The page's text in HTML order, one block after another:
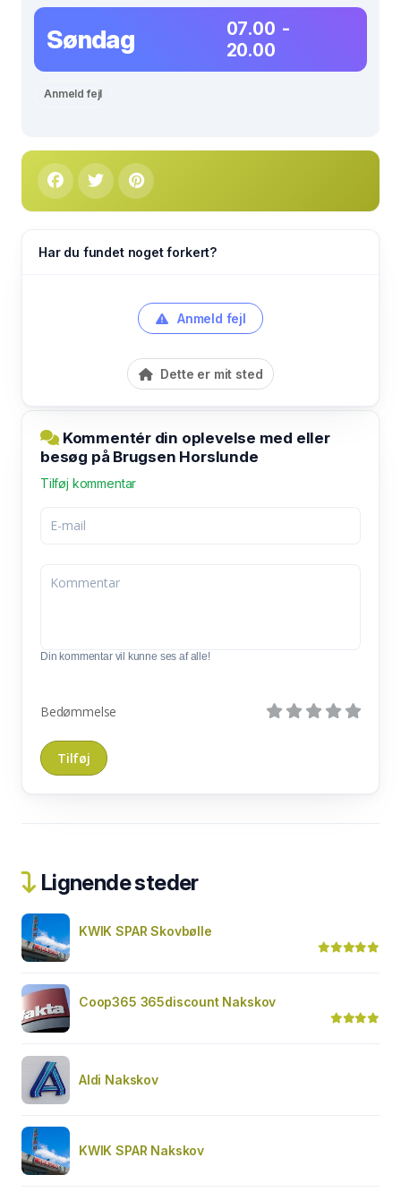
Søndag
07.00 -
20.00
Anmeld fejl
Har du fundet noget forkert?
Anmeld fejl
Dette er mit sted
Kommentér din oplevelse med eller
besøg på Brugsen Horslunde
Tilføj kommentar
Din kommentar vil kunne ses af alle!
Bedømmelse
Lignende steder
KWIK SPAR Skovbølle
Coop365 365discount Nakskov
Aldi Nakskov
KWIK SPAR Nakskov